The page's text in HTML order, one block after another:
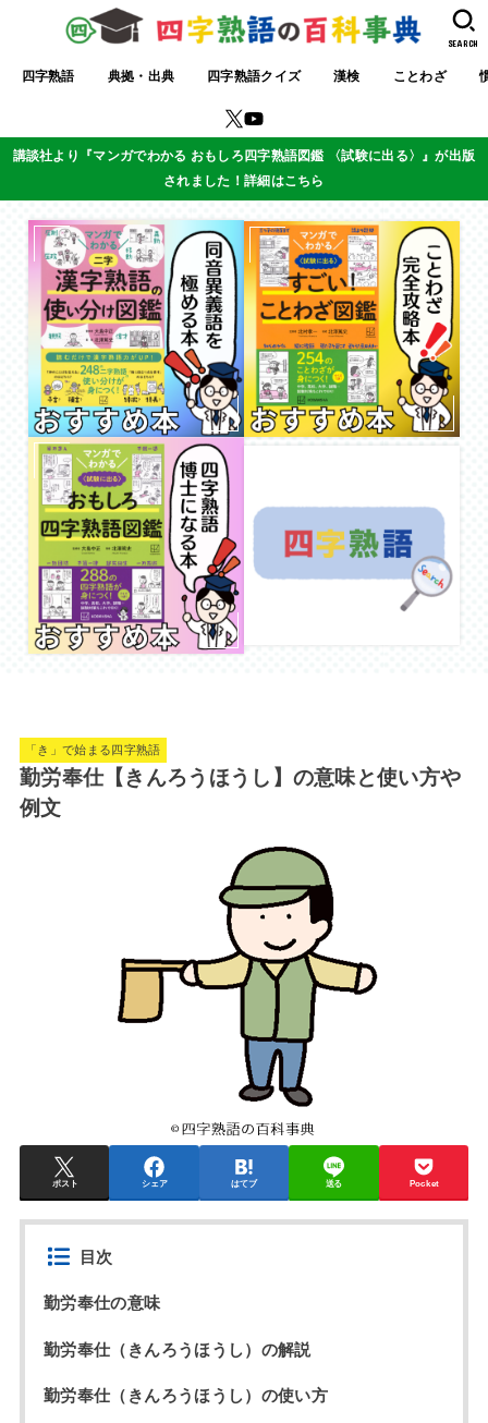
四字熟語 典拠・出典 四字熟語クイズ 漢検 ことわざ
SEARCH
講談社より『マンガでわかる おもしろ四字熟語図鑑 〈試験に出る〉』が出版
されました！詳細はこちら
「き」で始まる四字熟語
勤労奉仕【きんろうほうし】の意味と使い方や
例文
ポスト シェア はてブ 送る Pocket
目次
勤労奉仕の意味
勤労奉仕（きんろうほうし）の解説
勤労奉仕（きんろうほうし）の使い方